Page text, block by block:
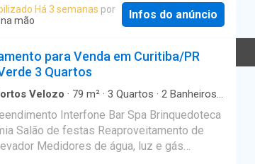
imóvel desocupado apresenta o melhor
espaçosos e dois banheiros funcionais, o
oferece uma sala de jantar elegante,
equipada e lavanderia, tudo mobiliado com
Desfrute de uma variedade de
excepcionais, como piscina coletiva,
espaço fitness e gourmet, além de áreas
como terraço, playground e quadra
Há 3 semanas por
mão
Infos do anúncio
para Venda em Curitiba/PR
3 Quartos
Velozo · 79 m² · 3 Quartos · 2 Banheiros·
Academia
·Área das crianças·Sala de jogos·
integral
Interfone Bar Spa Brinquedoteca
Salão de festas Reaproveitamento de
Medidores de água, luz e gás